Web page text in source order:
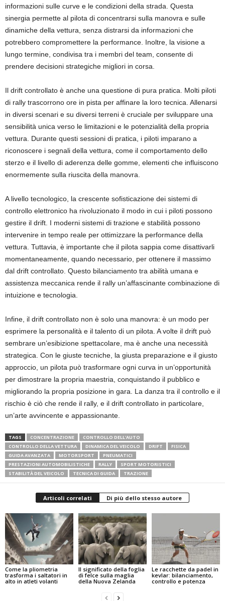
informazioni sulle curve e le condizioni della strada. Questa
sinergia permette al pilota di concentrarsi sulla manovra e sulle
dinamiche della vettura, senza distrarsi da informazioni che
potrebbero compromettere la performance. Inoltre, la visione a
lungo termine, condivisa tra i membri del team, consente di
prendere decisioni strategiche migliori in corsa.
Il drift controllato è anche una questione di pura pratica. Molti piloti
di rally trascorrono ore in pista per affinare la loro tecnica. Allenarsi
in diversi scenari e su diversi terreni è cruciale per sviluppare una
sensibilità unica verso le limitazioni e le potenzialità della propria
vettura. Durante questi sessioni di pratica, i piloti imparano a
riconoscere i segnali della vettura, come il comportamento dello
sterzo e il livello di aderenza delle gomme, elementi che influiscono
enormemente sulla riuscita della manovra.
A livello tecnologico, la crescente sofisticazione dei sistemi di
controllo elettronico ha rivoluzionato il modo in cui i piloti possono
gestire il drift. I moderni sistemi di trazione e stabilità possono
intervenire in tempo reale per ottimizzare la performance della
vettura. Tuttavia, è importante che il pilota sappia come disattivarli
momentaneamente, quando necessario, per ottenere il massimo
dal drift controllato. Questo bilanciamento tra abilità umana e
assistenza meccanica rende il rally un’affascinante combinazione di
intuizione e tecnologia.
Infine, il drift controllato non è solo una manovra: è un modo per
esprimere la personalità e il talento di un pilota. A volte il drift può
sembrare un’esibizione spettacolare, ma è anche una necessità
strategica. Con le giuste tecniche, la giusta preparazione e il giusto
approccio, un pilota può trasformare ogni curva in un’opportunità
per dimostrare la propria maestria, conquistando il pubblico e
migliorando la propria posizione in gara. La danza tra il controllo e il
rischio è ciò che rende il rally, e il drift controllato in particolare,
un’arte avvincente e appassionante.
TAGS CONCENTRAZIONE
CONTROLLO DELL'AUTO
CONTROLLO DELLA VETTURA
DINAMICA DEL VEICOLO DRIFT
FISICA
GUIDA AVANZATA
MOTORSPORT
PNEUMATICI
PRESTAZIONI AUTOMOBILISTICHE
RALLY
SPORT MOTORISTICI
STABILITÀ DEL VEICOLO
TECNICA DI GUIDA TRAZIONE
Articoli correlati Di più dello stesso autore
Come la pliometria
trasforma i saltatori in
alto in atleti volanti
Il significato della foglia
di felce sulla maglia
della Nuova Zelanda
Le racchette da padel in
kevlar: bilanciamento,
controllo e potenza